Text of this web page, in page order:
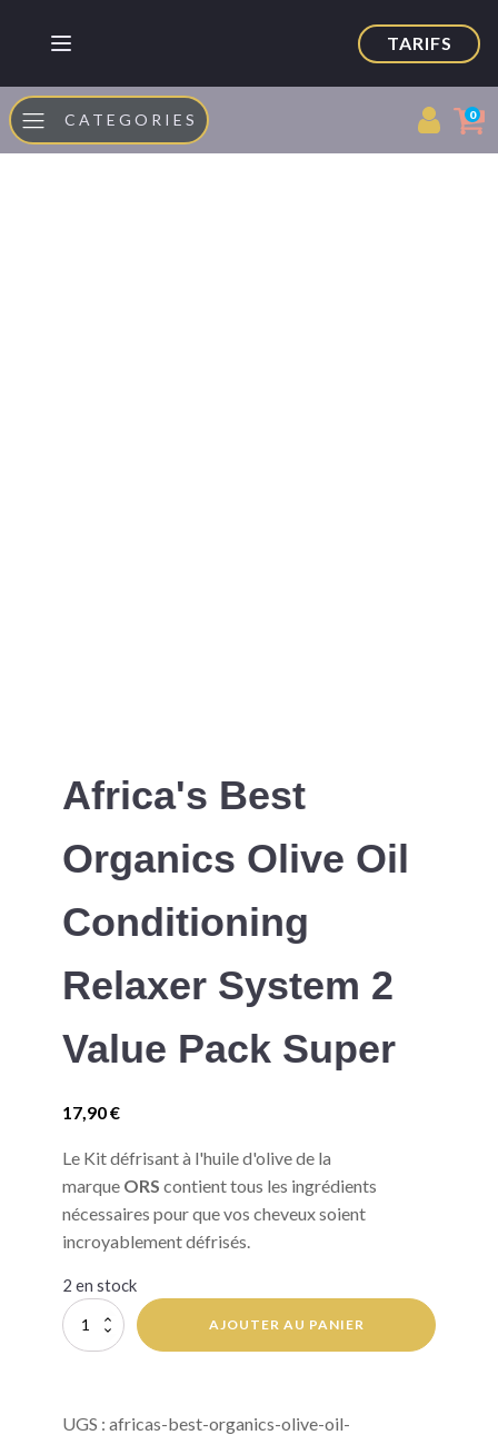
TARIFS
CATEGORIES 0
Africa's Best
Organics Olive Oil
Conditioning
Relaxer System 2
Value Pack Super
17,90€
Le Kit défrisant à l'huile d'olive de la
marque ORS contient tous les ingrédients
nécessaires pour que vos cheveux soient
incroyablement défrisés.
2 en stock
quantité
de
Olive
AJOUTER AU PANIER
UGS : africas-best-organics-olive-oil-